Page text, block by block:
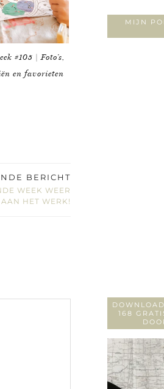
#105 | Foto’s,
en favorieten
BERICHT
WEEK WEER
AAN HET WERK!
MIJN
168